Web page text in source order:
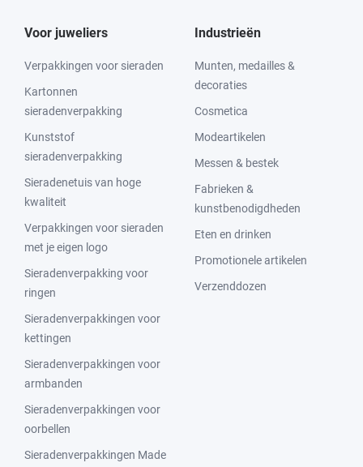
Voor juweliers
Verpakkingen voor sieraden
Kartonnen
sieradenverpakking
Kunststof
sieradenverpakking
Sieradenetuis van hoge
kwaliteit
Verpakkingen voor sieraden
met je eigen logo
Sieradenverpakking voor
ringen
Sieradenverpakkingen voor
kettingen
Sieradenverpakkingen voor
armbanden
Sieradenverpakkingen voor
oorbellen
Sieradenverpakkingen Made
Industrieën
Munten, medailles &
decoraties
Cosmetica
Modeartikelen
Messen & bestek
Fabrieken &
kunstbenodigdheden
Eten en drinken
Promotionele artikelen
Verzenddozen